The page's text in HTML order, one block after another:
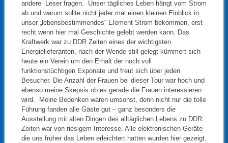
andere Leser fragen. Unser tägliches Leben hängt vom Strom
ab und warum sollte nicht jeder mal einen kleinen Einblick in
unser „lebensbestimmendes“ Element Strom bekommen, erst
recht wenn hier mal Geschichte gelebt werden kann. Das
Kraftwerk war zu DDR Zeiten eines der wichtigsten
Energielieferanten, nach der Wende still gelegt kümmert sich
heute ein Verein um den Erhalt der noch voll
funktionstüchtigen Exponate und freut sich über jeden
Besucher. Die Anzahl der Frauen bei dieser Tour war hoch und
ebenso meine Skepsis ob es gerade die Frauen interessieren
wird. Meine Bedenken waren umsonst, denn nicht nur die tolle
Führung fanden alle Gäste gut – ganz besonders die
Ausstellung mit alten Dingen des alltäglichen Lebens zu DDR
Zeiten war von riesigem Interesse. Alle elektronischen Geräte
die uns früher das Leben erleichtert hatten wurden hier gezeigt.